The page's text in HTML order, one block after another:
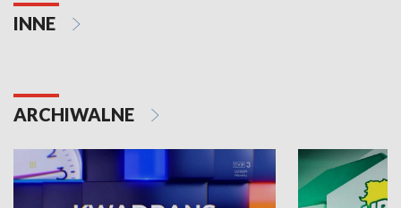
INNE
ARCHIWALNE